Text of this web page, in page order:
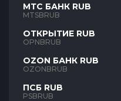
МТС БАНК RUB
MTSBRUB
ОТКРЫТИЕ RUB
OPNBRUB
OZON БАНК RUB
OZONBRUB
ПСБ RUB
PSBRUB